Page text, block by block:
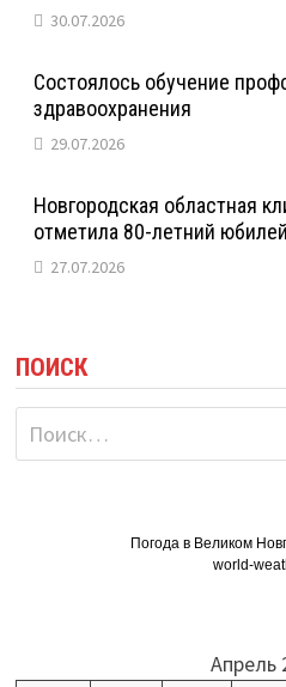
30.07.2026
Состоялось обучение
здравоохранения
29.07.2026
Новгородская областная
отметила 80-летний юбилей
27.07.2026
ПОИСК
Найти:
Погода в Великом
world-
Апрель